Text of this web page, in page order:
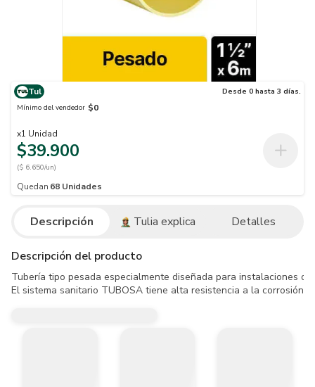
Tul
Desde 0 hasta 3 días.
Mínimo del vendedor $0
x1 Unidad
$39.900
($ 6.650/un)
Quedan 68 Unidades
Descripción Tulia explica Detalles
Descripción del producto
Tubería tipo pesada especialmente diseñada para instalaciones
El sistema sanitario TUBOSA tiene alta resistencia a la corrosión,